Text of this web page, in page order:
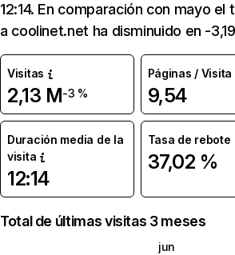
12:14. En comparación con mayo el
a coolinet.net ha disminuido en -
Visitas
2,13 M-3 %
Páginas / Visita
9,54
Duración media de la
visita
12:14
Tasa de rebote
37,02 %
Total de últimas visitas 3 meses
jun